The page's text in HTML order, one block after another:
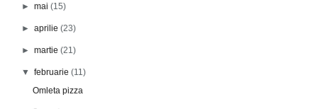
►mai(15)
►aprilie(23)
►martie(21)
▼februarie(11)
Omleta pizza